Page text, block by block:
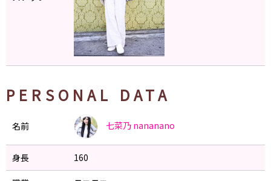
PERSONAL DATA
名前 七菜乃 nananano
身長 160